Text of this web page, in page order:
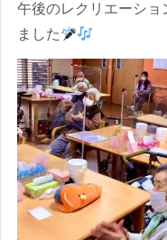
午後のレクリエーシ
ました